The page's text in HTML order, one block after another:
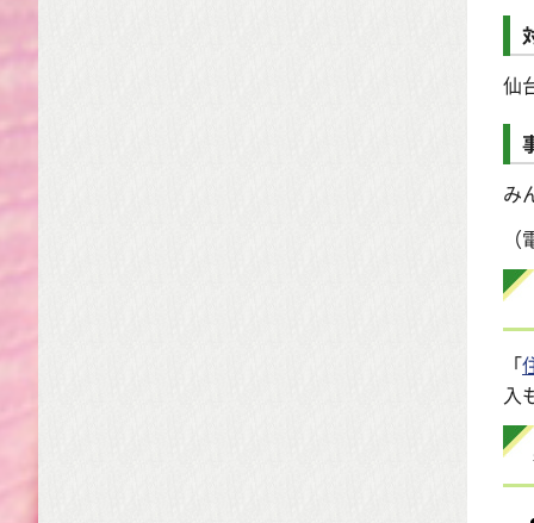
仙
み
「
入